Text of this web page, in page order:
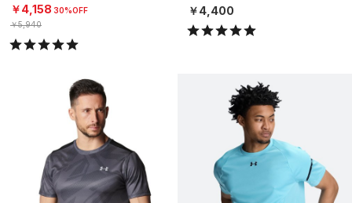
￥4,158 30%OFF
￥5,940
EN）
￥4,400